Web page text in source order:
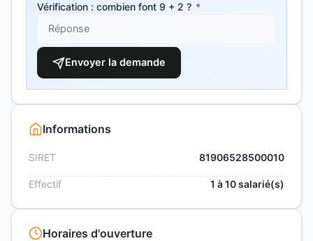
Vérification : combien font 9 + 2 ? *
Envoyer la demande
Informations
SIRET 81906528500010
Effectif 1 à 10 salarié(s)
Horaires d'ouverture